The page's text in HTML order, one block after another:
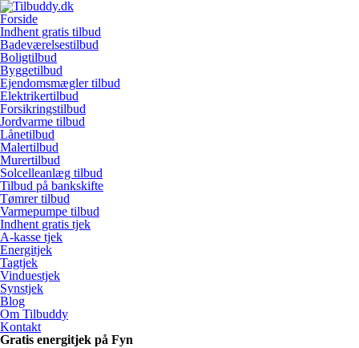
Forside
Indhent gratis tilbud
Badeværelsestilbud
Boligtilbud
Byggetilbud
Ejendomsmægler tilbud
Elektrikertilbud
Forsikringstilbud
Jordvarme tilbud
Lånetilbud
Malertilbud
Murertilbud
Solcelleanlæg tilbud
Tilbud på bankskifte
Tømrer tilbud
Varmepumpe tilbud
Indhent gratis tjek
A-kasse tjek
Energitjek
Tagtjek
Vinduestjek
Synstjek
Blog
Om Tilbuddy
Kontakt
Gratis energitjek på Fyn